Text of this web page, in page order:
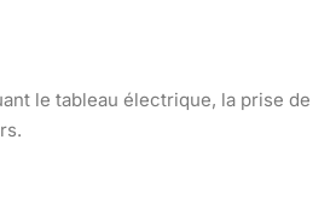
le tableau électrique, la prise de